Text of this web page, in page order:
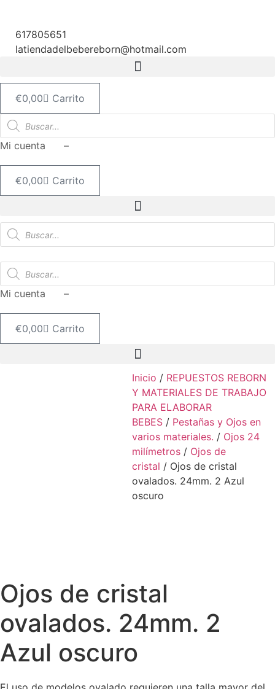
contenido
617805651
latiendadelbebereborn@hotmail.com
€0,00 Carrito
Búsqueda
de
productos
Mi cuenta –
€0,00 Carrito
Búsqueda
de
productos
Búsqueda
de
productos
Mi cuenta –
€0,00 Carrito
Inicio / REPUESTOS REBORN
Y MATERIALES DE TRABAJO
PARA ELABORAR
BEBES / Pestañas y Ojos en
varios materiales. / Ojos 24
milímetros / Ojos de
cristal / Ojos de cristal
ovalados. 24mm. 2 Azul
oscuro
Ojos de cristal
ovalados. 24mm. 2
Azul oscuro